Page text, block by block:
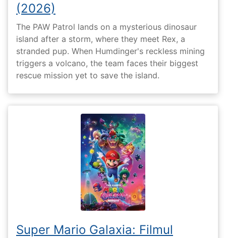
(2026)
The PAW Patrol lands on a mysterious dinosaur
island after a storm, where they meet Rex, a
stranded pup. When Humdinger's reckless mining
triggers a volcano, the team faces their biggest
rescue mission yet to save the island.
Super Mario Galaxia: Filmul